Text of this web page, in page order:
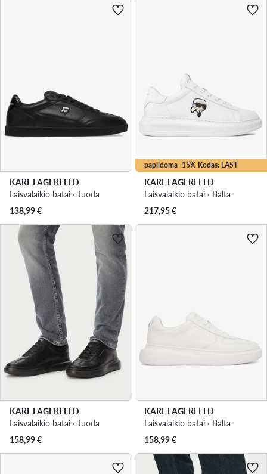
KARL LAGERFELD
Laisvalaikio batai · Juoda
138,99€
papildoma -15% Kodas: LAST
KARL LAGERFELD
Laisvalaikio batai · Balta
217,95€
KARL LAGERFELD
Laisvalaikio batai · Juoda
158,99€
KARL LAGERFELD
Laisvalaikio batai · Balta
158,99€